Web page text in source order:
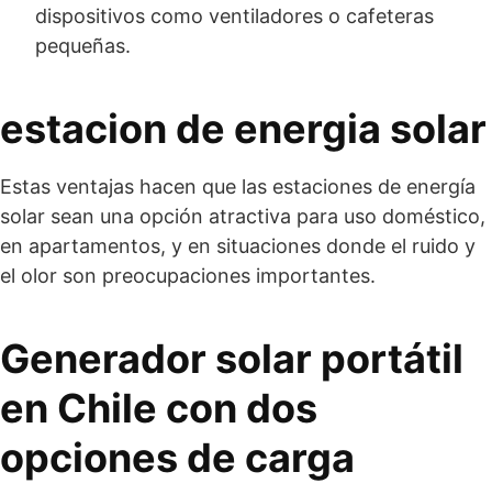
dispositivos como ventiladores o cafeteras
pequeñas.
estacion de energia solar
Estas ventajas hacen que las estaciones de energía
solar sean una opción atractiva para uso doméstico,
en apartamentos, y en situaciones donde el ruido y
el olor son preocupaciones importantes.
Generador solar portátil
en Chile con dos
opciones de carga